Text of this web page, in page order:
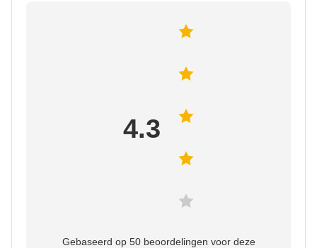
4.3
Gebaseerd op 50 beoordelingen voor deze